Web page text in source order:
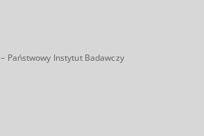
Państwowy Instytut Badawczy